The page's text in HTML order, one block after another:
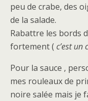
peu de crabe, des
de la salade.
Rabattre les bords
fortement ( c’est un
Pour la sauce ,
mes rouleaux de
noire salée mais je